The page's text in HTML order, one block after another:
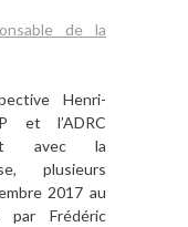
de la
Henri-
et l’ADRC
avec la
plusieurs
2017 au
par Frédéric